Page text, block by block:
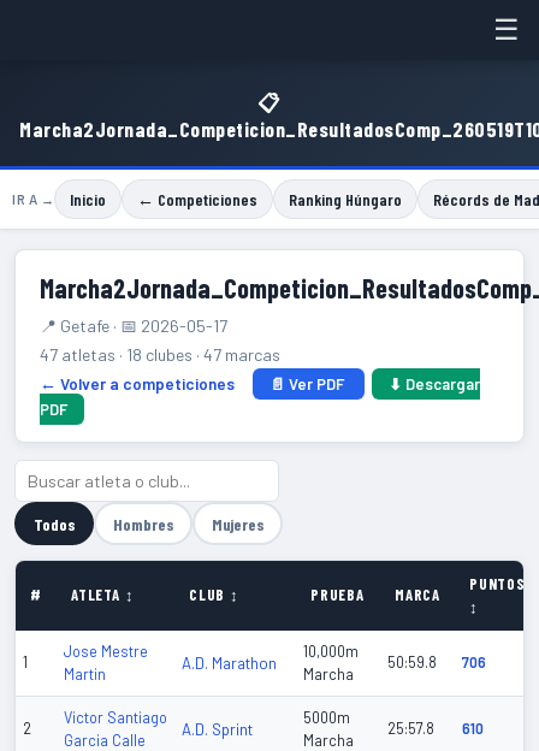
☰
📋
IR A → Inicio ← Competiciones Ranking Húngaro Récords de
📍 Getafe · 📅 2026-05-17
47 atletas · 18 clubes · 47 marcas
← Volver a competiciones
📄 Ver PDF
⬇ Descargar
PDF
Todos Hombres Mujeres
# ATLETA ↕ CLUB ↕ PRUEBA MARCA
PUNTOS
↕
1
Jose Mestre
Martin
A.D. Marathon
10,000m
Marcha
50:59.8 706
2
Victor Santiago
Garcia Calle
A.D. Sprint
5000m
Marcha
25:57.8 610